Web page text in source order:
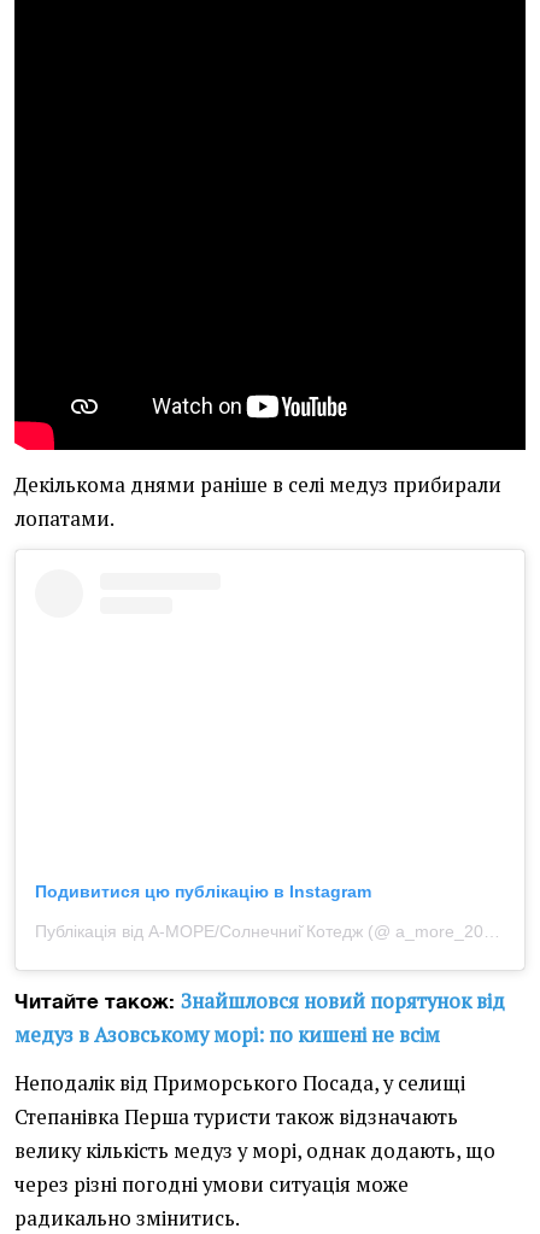
Декількома днями раніше в селі медуз прибирали
лопатами.
Подивитися цю публікацію в Instagram
Публікація від А-МОРЕ/Солнечниі̆ Котедж (@ a_more_2020)
Читайте також: Знайшловся новий порятунок від
медуз в Азовському морі: по кишені не всім
Неподалік від Приморського Посада, у селищі
Степанівка Перша туристи також відзначають
велику кількість медуз у морі, однак додають, що
через різні погодні умови ситуація може
радикально змінитись.